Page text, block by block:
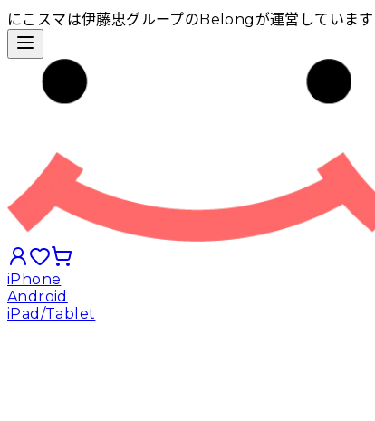
にこスマは伊藤忠グループのBelongが運営しています
iPhone
Android
iPad/Tablet